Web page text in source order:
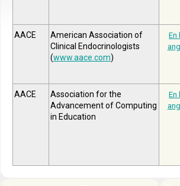
AACE
American Association of
Clinical Endocrinologists
(www.aace.com)
En
AACE
Association for the
Advancement of Computing
in Education
En